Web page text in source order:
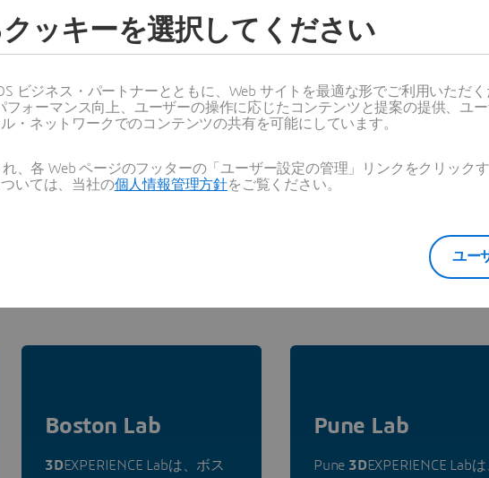
多様なスキルや経験を持つチームが、常に学び、試行
重ねながら、進化し続けています。私たちは、一人ひ
チーム紹介
各国の3DEXPERIENCE Lab
Boston Lab
3DEXPERIENCE Labは、ボス
Pune Lab
Pune 3DEXPERIENCE Labは
ッキーを選択してください
ビジネス・パートナーとともに、Web サイトを最適な形でご利用いただ
フォーマンス向上、ユーザーの操作に応じたコンテンツと提案の提供、ユ
・ネットワークでのコンテンツの共有を可能にしています。
、各 Web ページのフッターの「ユーザー設定の管理」リンクをクリック
いては、当社の個人情報管理方針をご覧ください。
ユー